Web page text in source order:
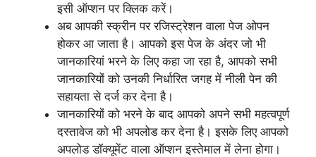
इसी ऑप्शन पर क्लिक करें।
अब आपकी स्क्रीन पर रजिस्ट्रेशन वाला पेज ओपन
होकर आ जाता है। आपको इस पेज के अंदर जो भी
जानकारियां भरने के लिए कहा जा रहा है, आपको सभी
जानकारियों को उनकी निर्धारित जगह में नीली पेन की
सहायता से दर्ज कर देना है।
जानकारियों को भरने के बाद आपको अपने सभी महत्वपूर्ण
दस्तावेज को भी अपलोड कर देना है। इसके लिए आपको
अपलोड डॉक्यूमेंट वाला ऑप्शन इस्तेमाल में लेना होगा।